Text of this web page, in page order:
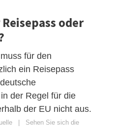
oder
für den
ein Reisepass
der Regel für die
der EU nicht aus.
| Sehen Sie sich die